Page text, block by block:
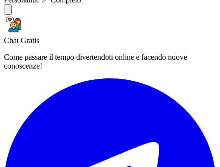
Chat Gratis
Come passare il tempo divertendoti online e facendo nuove
conoscenze!